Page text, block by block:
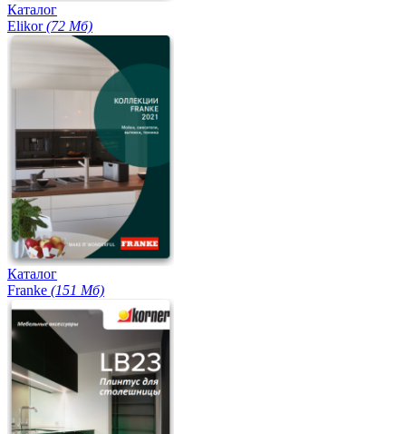
Каталог
Elikor(72 Мб)
Каталог
Franke (151 Мб)